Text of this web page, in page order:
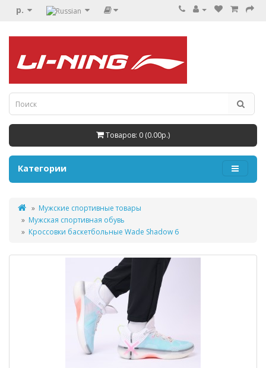
р.
Товаров: 0 (0.00р.)
Категории
Мужские спортивные товары
Мужская спортивная обувь
Кроссовки баскетбольные Wade Shadow 6